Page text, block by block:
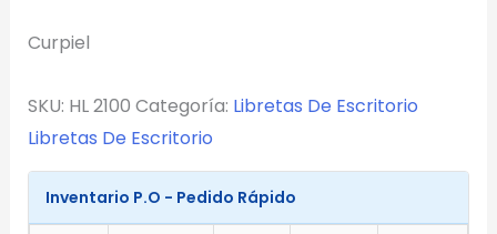
Una Tinta
Conserva los colores originales de tu logotipo.
Generar Vista Previa con IA
Curpiel
SKU: HL 2100 Categoría: Libretas De Escritorio
Libretas De Escritorio
Inventario P.O - Pedido Rápido